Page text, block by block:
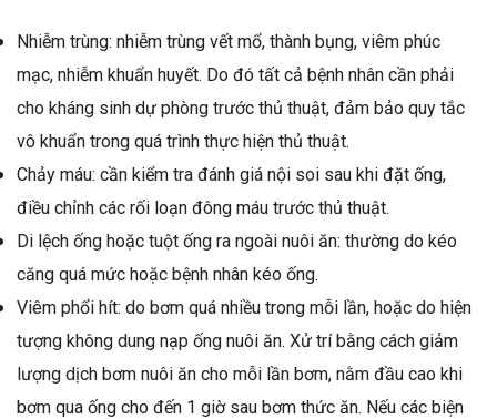
Nhiễm trùng: nhiễm trùng vết mổ, thành bụng, viêm phúc
mạc, nhiễm khuẩn huyết. Do đó tất cả bệnh nhân cần phải
cho kháng sinh dự phòng trước thủ thuật, đảm bảo quy tắc
vô khuẩn trong quá trình thực hiện thủ thuật.
Chảy máu: cần kiểm tra đánh giá nội soi sau khi đặt ống,
điều chỉnh các rối loạn đông máu trước thủ thuật.
Di lệch ống hoặc tuột ống ra ngoài nuôi ăn: thường do kéo
căng quá mức hoặc bệnh nhân kéo ống.
Viêm phổi hít: do bơm quá nhiều trong mỗi lần, hoặc do hiện
tượng không dung nạp ống nuôi ăn. Xử trí bằng cách giảm
lượng dịch bơm nuôi ăn cho mỗi lần bơm, nằm đầu cao khi
bơm qua ống cho đến 1 giờ sau bơm thức ăn. Nếu các biện